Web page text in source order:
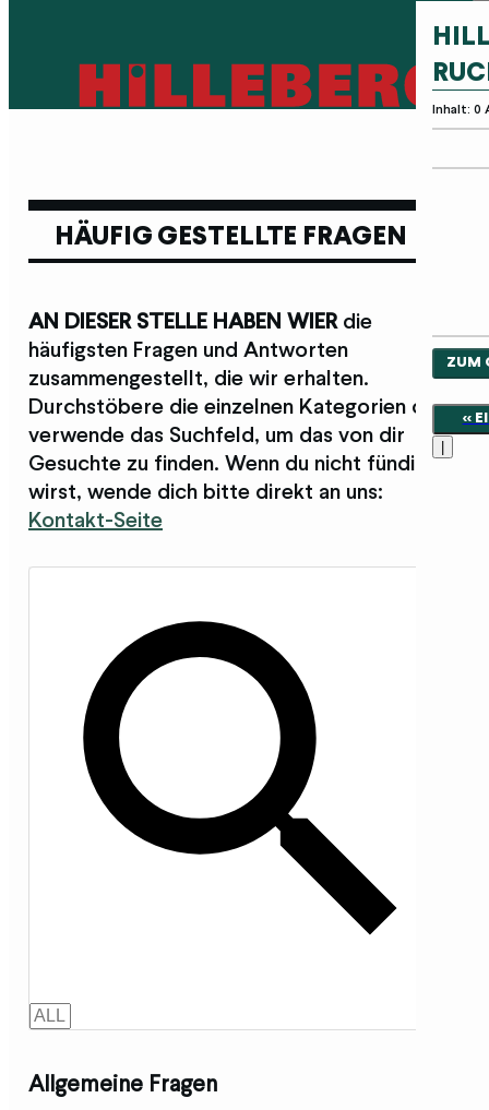
Inhalt: 0
ZUM
<<
HÄUFIG GESTELLTE FRAGEN
AN DIESER STELLE HABEN WIERdie
häufigsten Fragen und Antworten
zusammengestellt, die wir erhalten.
Durchstöbere die einzelnen Kategorien oder
verwende das Suchfeld, um das von dir
Gesuchte zu finden. Wenn du nicht fündig
wirst, wende dich bitte direkt an uns:
Kontakt-Seite
Allgemeine Fragen